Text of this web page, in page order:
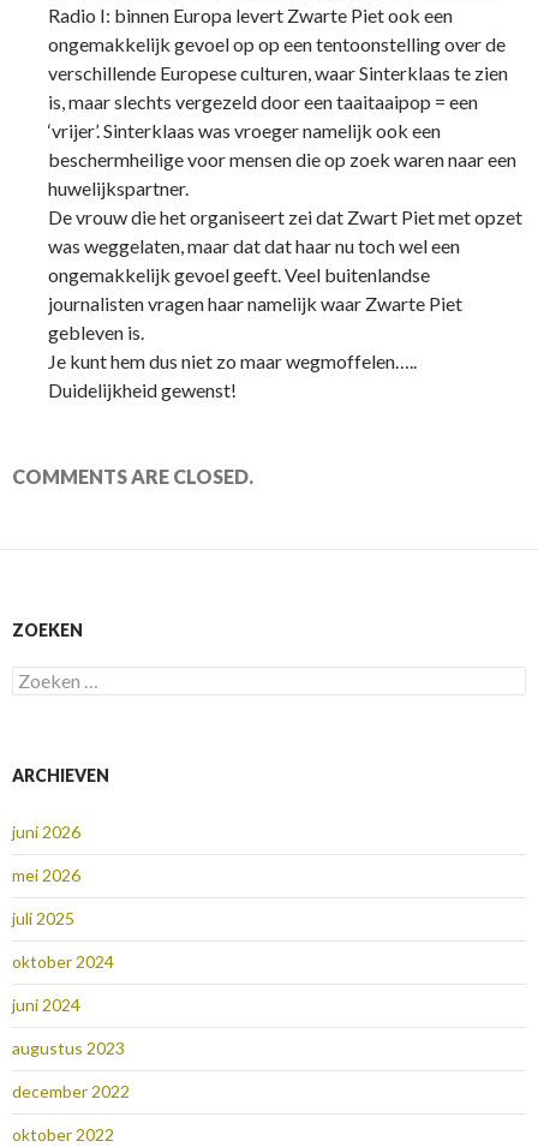
Radio I: binnen Europa levert Zwarte Piet ook een
ongemakkelijk gevoel op op een tentoonstelling over de
verschillende Europese culturen, waar Sinterklaas te zien
is, maar slechts vergezeld door een taaitaaipop = een
‘vrijer’. Sinterklaas was vroeger namelijk ook een
beschermheilige voor mensen die op zoek waren naar een
huwelijkspartner.
De vrouw die het organiseert zei dat Zwart Piet met opzet
was weggelaten, maar dat dat haar nu toch wel een
ongemakkelijk gevoel geeft. Veel buitenlandse
journalisten vragen haar namelijk waar Zwarte Piet
gebleven is.
Je kunt hem dus niet zo maar wegmoffelen…..
Duidelijkheid gewenst!
COMMENTS ARE CLOSED.
ZOEKEN
Zoeken
naar:
ARCHIEVEN
juni 2026
mei 2026
juli 2025
oktober 2024
juni 2024
augustus 2023
december 2022
oktober 2022